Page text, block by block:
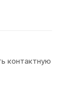
контактную